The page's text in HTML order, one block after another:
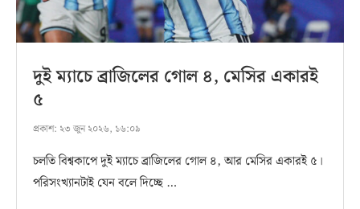
দুই ম্যাচে ব্রাজিলের গোল ৪, মেসির একারই
৫
প্রকাশ: ২৩ জুন ২০২৬, ১৬:০৯
চলতি বিশ্বকাপে দুই ম্যাচে ব্রাজিলের গোল ৪, আর মেসির একারই ৫।
পরিসংখ্যানটাই যেন বলে দিচ্ছে …